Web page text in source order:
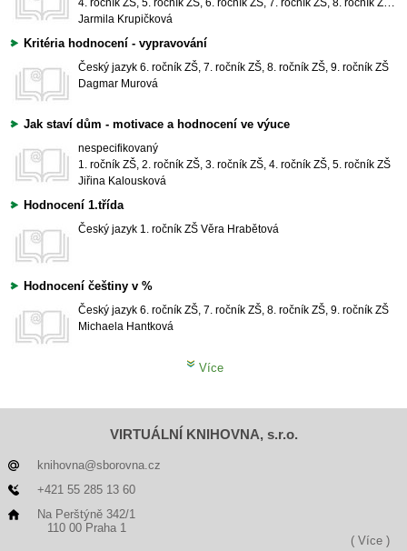
4. ročník ZŠ, 5. ročník ZŠ, 6. ročník ZŠ, 7. ročník ZŠ, 8. ročník ZŠ, 9. ročník ZŠ
Jarmila Krupičková
Kritéria hodnocení - vypravování
Český jazyk 6. ročník ZŠ, 7. ročník ZŠ, 8. ročník ZŠ, 9. ročník ZŠ
Dagmar Murová
Jak staví dům - motivace a hodnocení ve výuce
nespecifikovaný
1. ročník ZŠ, 2. ročník ZŠ, 3. ročník ZŠ, 4. ročník ZŠ, 5. ročník ZŠ
Jiřina Kalousková
Hodnocení 1.třída
Český jazyk 1. ročník ZŠ Věra Hrabětová
Hodnocení češtiny v %
Český jazyk 6. ročník ZŠ, 7. ročník ZŠ, 8. ročník ZŠ, 9. ročník ZŠ
Michaela Hantková
Více
VIRTUÁLNÍ KNIHOVNA, s.r.o.
knihovna@sborovna.cz
+421 55 285 13 60
Na Perštýně 342/1
110 00 Praha 1
( Více )